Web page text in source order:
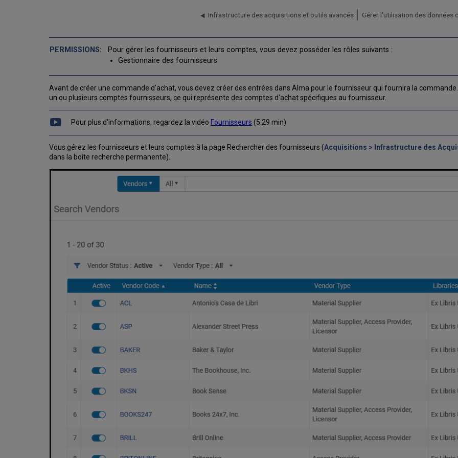
Infrastructure des acquisitions et outils avancés
Pour gérer les fournisseurs et leurs comptes, vous devez posséder les rôles suivants :
Gestionnaire des fournisseurs
Avant de créer une commande d'achat, vous devez créer des entrées dans Alma pour le fournisseur qui fournira la
un ou plusieurs comptes fournisseurs, ce qui représente des comptes d'achat spécifiques au fournisseur.
Pour plus d'informations, regardez la vidéo Fournisseurs (5:29 min)
Vous gérez les fournisseurs et leurs comptes à la page Rechercher des fournisseurs (Acquisitions > Infrastructure des
dans la boîte recherche permanente).